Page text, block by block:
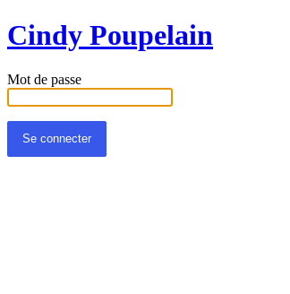
Cindy Poupelain
Mot de passe